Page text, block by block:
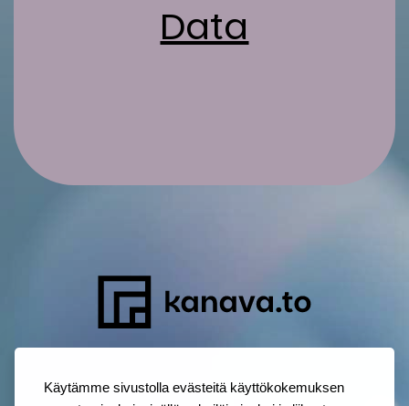
Käytämme sivustolla evästeitä käyttökokemuksen
Da­ta